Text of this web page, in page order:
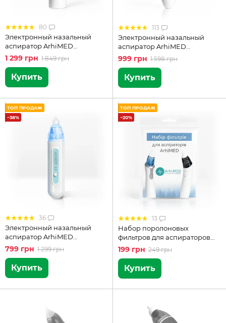
80
Электронный назальный
аспиратор ArhiMED
EcoBreath PRO
1 299 грн 1 849 грн
Купить
113
Электронный назальный
аспиратор ArhiMED
EcoBreath SE
999 грн 1 598 грн
Купить
ТОП ПРОДАЖ
−38%
36
Электронный назальный
аспиратор ArhiMED
EcoBreath Basic
799 грн 1 299 грн
Купить
ТОП ПРОДАЖ
−20%
13
Набор поролоновых
фильтров для аспираторов
ArhiMED
199 грн 249 грн
Купить